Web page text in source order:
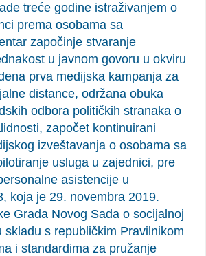
godine istraživanjem o
prema osobama sa
započinje stvaranje
u javnom govoru u okviru
prva medijska kampanja za
distance, održana obuka
odbora političkih stranaka o
započet kontinuirani
izveštavanja o osobama sa
usluga u zajednici, pre
asistencije u
koja je 29. novembra 2019.
Grada Novog Sada o socijalnoj
skladu s republičkim Pravilnikom
i standardima za pružanje